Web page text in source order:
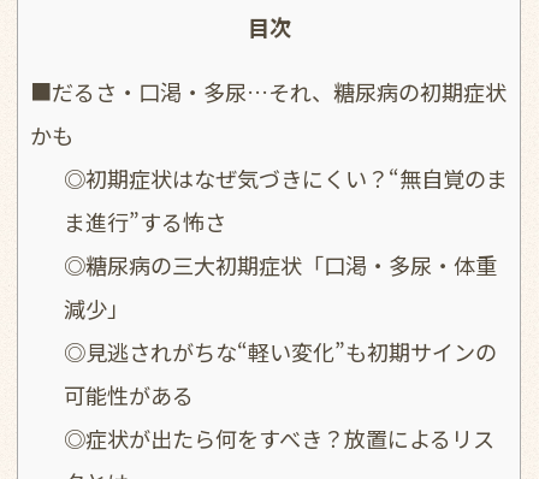
目次
■だるさ・口渇・多尿…それ、糖尿病の初期症状
かも
◎初期症状はなぜ気づきにくい？“無自覚のま
ま進行”する怖さ
◎糖尿病の三大初期症状「口渇・多尿・体重
減少」
◎見逃されがちな“軽い変化”も初期サインの
可能性がある
◎症状が出たら何をすべき？放置によるリス